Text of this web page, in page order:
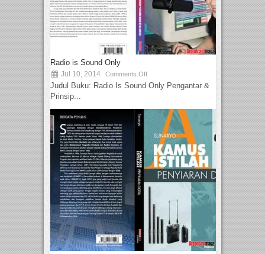
Radio is Sound Only
Jul 10, 2014 Comments Off
Judul Buku: Radio Is Sound Only Pengantar &
Prinsip...